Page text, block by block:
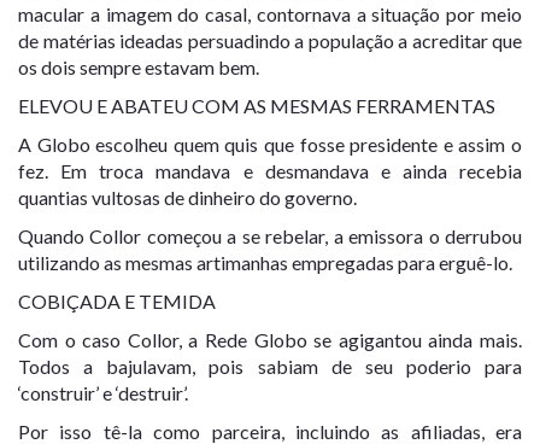
macular a imagem do casal, contornava a situação por meio
de matérias ideadas persuadindo a população a acreditar que
os dois sempre estavam bem.
ELEVOU E ABATEU COM AS MESMAS FERRAMENTAS
A Globo escolheu quem quis que fosse presidente e assim o
fez. Em troca mandava e desmandava e ainda recebia
quantias vultosas de dinheiro do governo.
Quando Collor começou a se rebelar, a emissora o derrubou
utilizando as mesmas artimanhas empregadas para erguê-lo.
COBIÇADA E TEMIDA
Com o caso Collor, a Rede Globo se agigantou ainda mais.
Todos a bajulavam, pois sabiam de seu poderio para
‘construir’ e ‘destruir’.
Por isso tê-la como parceira, incluindo as afiliadas, era